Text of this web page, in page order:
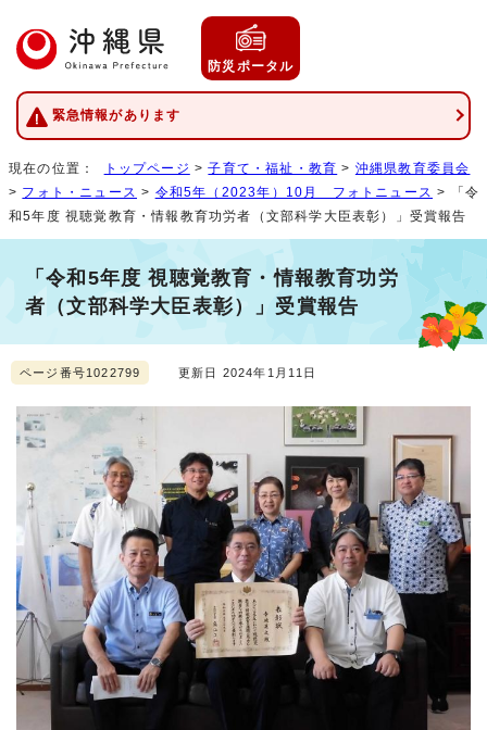
防災ポータル
緊急情報があります
現在の位置： トップページ >子育て・福祉・教育 > 沖縄県教育委員会
> フォト・ニュース > 令和5年（2023年）10月 フォトニュース > 「令
和5年度 視聴覚教育・情報教育功労者（文部科学大臣表彰）」受賞報告
「令和5年度 視聴覚教育・情報教育功労
者（文部科学大臣表彰）」受賞報告
ページ番号1022799 更新日 2024年1月11日